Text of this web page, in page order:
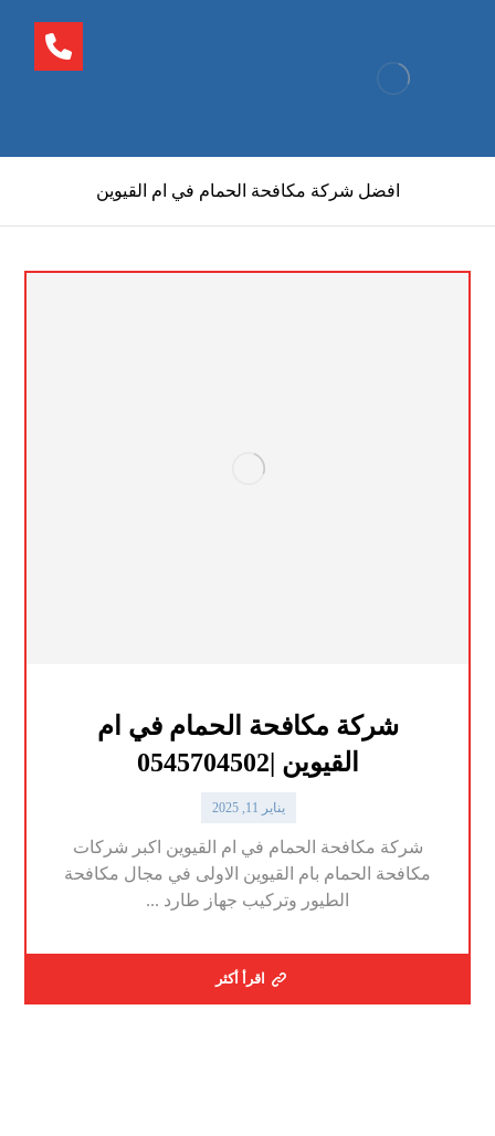
افضل شركة مكافحة الحمام في ام القيوين
شركة مكافحة الحمام في ام
القيوين |0545704502
يناير 11, 2025
شركة مكافحة الحمام في ام القيوين اكبر شركات
مكافحة الحمام بام القيوين الاولى في مجال مكافحة
الطيور وتركيب جهاز طارد ...
اقرأ أكثر